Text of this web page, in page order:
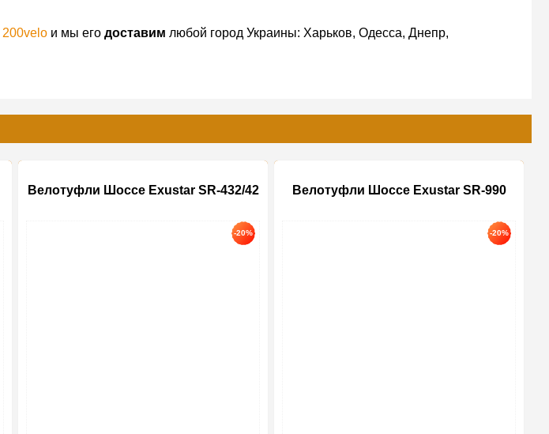
200velo и мы его доставим любой город Украины: Харьков, Одесса, Днепр,
Велотуфли Шоссе Exustar SR-432/42
-20%
Велотуфли Шоссе Exustar SR-990
-20%